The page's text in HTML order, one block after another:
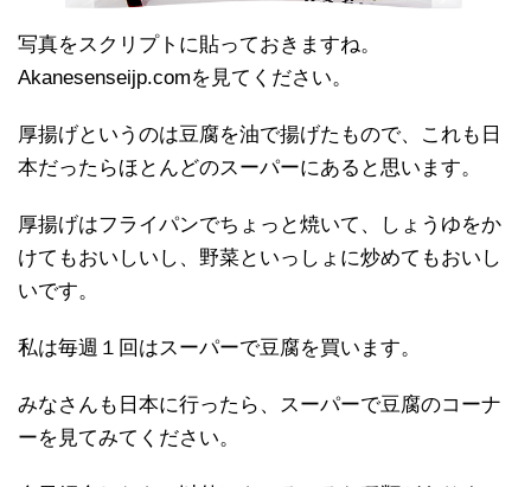
写真をスクリプトに貼っておきますね。
Akanesenseijp.comを見てください。
厚揚げというのは豆腐を油で揚げたもので、これも日
本だったらほとんどのスーパーにあると思います。
厚揚げはフライパンでちょっと焼いて、しょうゆをか
けてもおいしいし、野菜といっしょに炒めてもおいし
いです。
私は毎週１回はスーパーで豆腐を買います。
みなさんも日本に行ったら、スーパーで豆腐のコーナ
ーを見てみてください。